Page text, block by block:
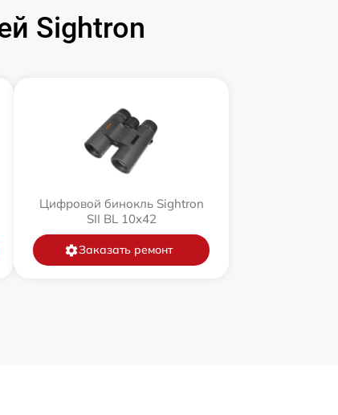
Sightron
Цифровой бинокль Sightron
SII BL 10x42
Заказать ремонт